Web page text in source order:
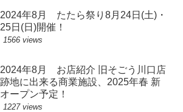
2024年8月 たたら祭り8月24日(土)・
25日(日)開催！
1566 views
2024年8月 お店紹介 旧そごう川口店
跡地に出来る商業施設、2025年春 新
オープン予定！
1227 views